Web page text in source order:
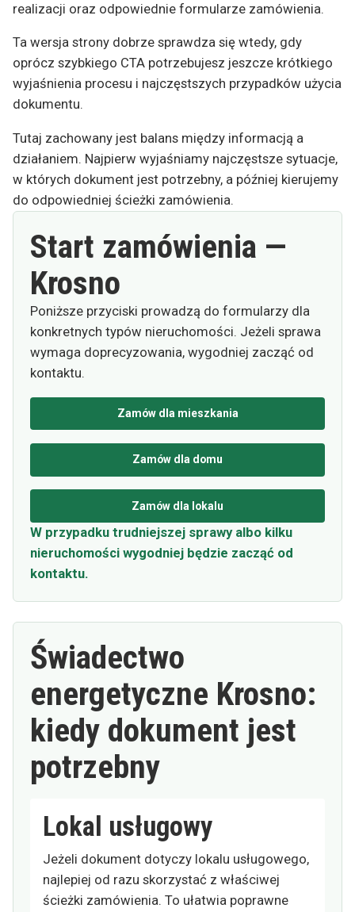
realizacji oraz odpowiednie formularze zamówienia.
Ta wersja strony dobrze sprawdza się wtedy, gdy
oprócz szybkiego CTA potrzebujesz jeszcze krótkiego
wyjaśnienia procesu i najczęstszych przypadków użycia
dokumentu.
Tutaj zachowany jest balans między informacją a
działaniem. Najpierw wyjaśniamy najczęstsze sytuacje,
w których dokument jest potrzebny, a później kierujemy
do odpowiedniej ścieżki zamówienia.
Start zamówienia —
Krosno
Poniższe przyciski prowadzą do formularzy dla
konkretnych typów nieruchomości. Jeżeli sprawa
wymaga doprecyzowania, wygodniej zacząć od
kontaktu.
Zamów dla mieszkania
Zamów dla domu
Zamów dla lokalu
W przypadku trudniejszej sprawy albo kilku
nieruchomości wygodniej będzie zacząć od
kontaktu.
Świadectwo
energetyczne Krosno:
kiedy dokument jest
potrzebny
Lokal usługowy
Jeżeli dokument dotyczy lokalu usługowego,
najlepiej od razu skorzystać z właściwej
ścieżki zamówienia. To ułatwia poprawne